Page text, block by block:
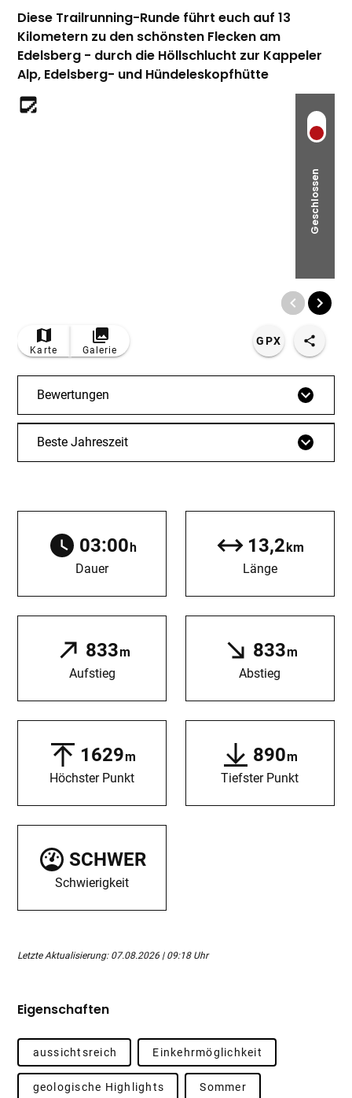
Diese Trailrunning-Runde führt euch auf 13
Kilometern zu den schönsten Flecken am
Edelsberg - durch die Höllschlucht zur Kappeler
Alp, Edelsberg- und Hündeleskopfhütte
Geschlossen
Karte Galerie
GPX
Bewertungen
Beste Jahreszeit
03:00h
Dauer
13,2km
Länge
833m
Aufstieg
833m
Abstieg
1629m
Höchster Punkt
890m
Tiefster Punkt
SCHWER
Schwierigkeit
Letzte Aktualisierung: 07.08.2026 | 09:18 Uhr
Eigenschaften
aussichtsreich Einkehrmöglichkeit
geologische Highlights Sommer